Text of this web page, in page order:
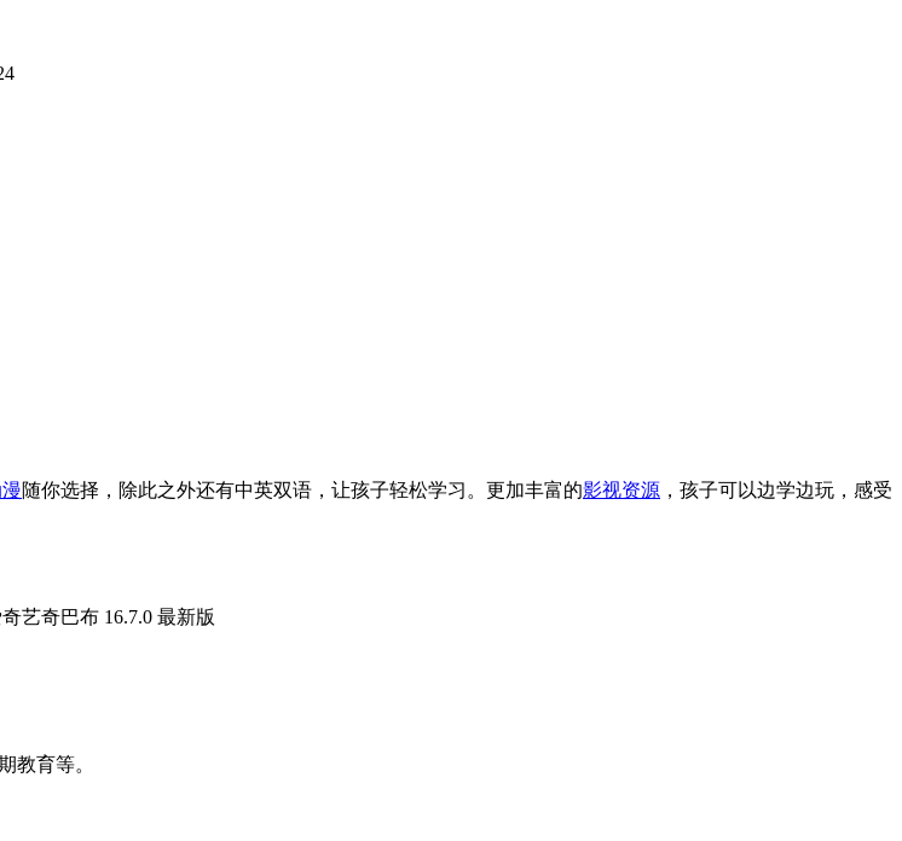
随你选择，除此之外还有中英双语，让孩子轻松学习。更加丰富的影视资源 ，孩子可以边学边玩，感受
教育等。